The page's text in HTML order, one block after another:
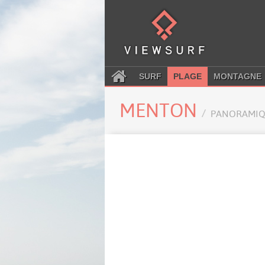
SURF PLAGE MONTAGNE
MENTON